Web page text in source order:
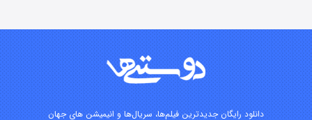
قسمت۲ (دوبله) منتشر شد
دانلود رایگان جدیدترین فیلم‌ها، سریال‌ها و انیمیشن های جهان